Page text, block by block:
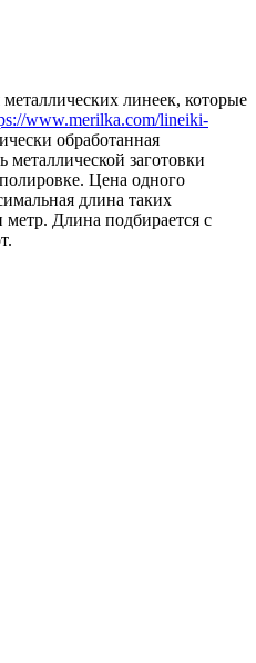
линеек, которые
www.merilka.com/lineiki-
обработанная
заготовки
Цена одного
длина таких
метр. Длина подбирается с